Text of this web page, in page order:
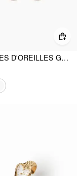
BOUCLES D'OREILLES GOUTTE D'EAU EN FAUSSES PERLES